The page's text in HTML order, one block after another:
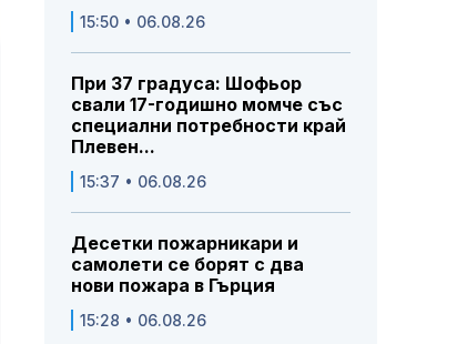
15:50 • 06.08.26
При 37 градуса: Шофьор
свали 17-годишно момче със
специални потребности край
Плевен...
15:37 • 06.08.26
Десетки пожарникари и
самолети се борят с два
нови пожара в Гърция
15:28 • 06.08.26